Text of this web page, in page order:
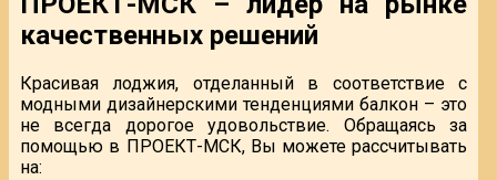
качественных решений
Красивая лоджия, отделанный в соответствие с
модными дизайнерскими тенденциями балкон – это
не всегда дорогое удовольствие. Обращаясь за
помощью в ПРОЕКТ-МСК, Вы можете рассчитывать
на: